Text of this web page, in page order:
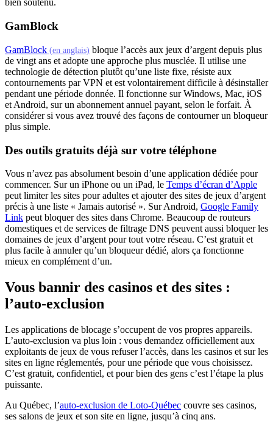
bien soutenu.
GamBlock
GamBlock (en anglais) (s'ouvre dans un nouvel onglet)
bloque l’accès aux jeux d’argent depuis plus
de vingt ans et adopte une approche plus musclée. Il utilise une
technologie de détection plutôt qu’une liste fixe, résiste aux
contournements par VPN et est volontairement difficile à désinstaller
pendant une période donnée. Il fonctionne sur Windows, Mac, iOS
et Android, sur un abonnement annuel payant, selon le forfait. À
considérer si vous avez trouvé des façons de contourner un bloqueur
plus simple.
Des outils gratuits déjà sur votre téléphone
Vous n’avez pas absolument besoin d’une application dédiée pour
commencer. Sur un iPhone ou un iPad, le Temps d’écran d’Apple
peut limiter les sites pour adultes et ajouter des sites de jeux d’argent
précis à une liste « Jamais autorisé ». Sur Android, Google Family
Link(s'ouvre dans un nouvel onglet)
peut bloquer des sites dans Chrome. Beaucoup de routeurs
domestiques et de services de filtrage DNS peuvent aussi bloquer les
domaines de jeux d’argent pour tout votre réseau. C’est gratuit et
plus facile à annuler qu’un bloqueur dédié, alors ça fonctionne
mieux en complément d’un.
Vous bannir des casinos et des sites :
l’auto-exclusion
Les applications de blocage s’occupent de vos propres appareils.
L’auto-exclusion va plus loin : vous demandez officiellement aux
exploitants de jeux de vous refuser l’accès, dans les casinos et sur les
sites en ligne réglementés, pour une période que vous choisissez.
C’est gratuit, confidentiel, et pour bien des gens c’est l’étape la plus
puissante.
Au Québec, l’auto-exclusion de Loto-Québec(s'ouvre dans un
couvre ses casinos,
ses salons de jeux et son site en ligne, jusqu’à cinq ans.